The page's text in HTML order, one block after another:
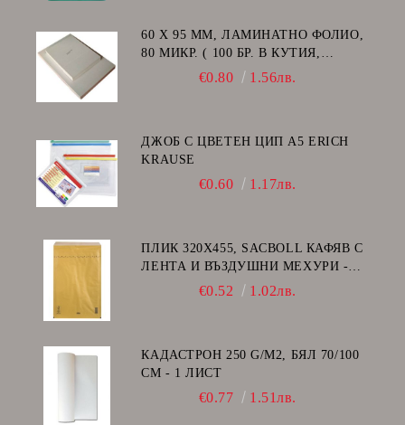
60 Х 95 ММ, ЛАМИНАТНО ФОЛИО,
80 МИКР. ( 100 БР. В КУТИЯ,
€0.80 1.56лв.
ДЖОБ С ЦВЕТЕН ЦИП A5 ERICH
KRAUSE
€0.60 1.17лв.
ПЛИК 320Х455, SACBOLL КАФЯВ С
ЛЕНТА И ВЪЗДУШНИ МЕХУРИ -
€0.52 1.02лв.
КАДАСТРОН 250 G/M2, БЯЛ 70/100
СМ - 1 ЛИСТ
€0.77 1.51лв.